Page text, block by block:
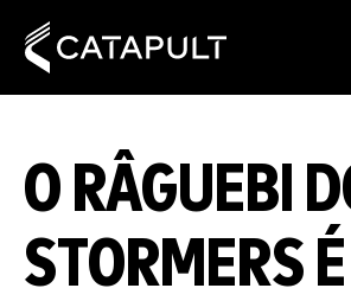
O RÂGUEBI
STORMERS